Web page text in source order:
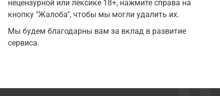
нецензурной или лексике 18+, нажмите справа на
кнопку "Жалоба", чтобы мы могли удалить их.
Мы будем благодарны вам за вклад в развитие
сервиса.